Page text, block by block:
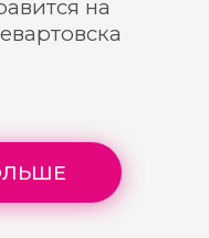
на